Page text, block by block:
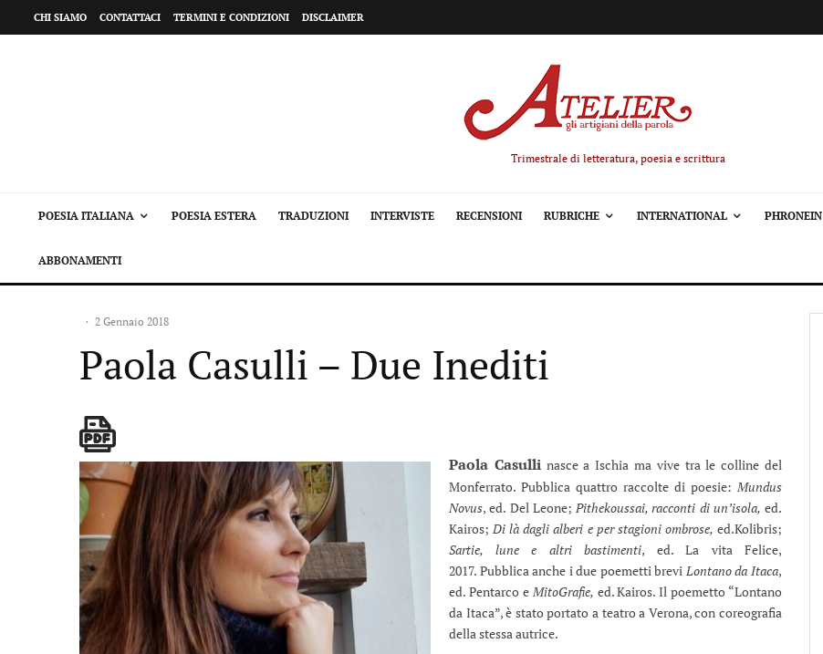
CHI SIAMO CONTATTACI TERMINI E CONDIZIONI DISCLAIMER
Trimestrale di letteratura, poesia e scrittura
POESIA ITALIANA POESIA ESTERA TRADUZIONI INTERVISTE RECENSIONI RUBRICHE INTERNATIONAL PHRONEIN
ABBONAMENTI
· 2 Gennaio 2018
Paola Casulli – Due Inediti
Paola Casullinasce a Ischia ma vive tra le colline del
Monferrato. Pubblica quattro raccolte di poesie: Mundus
Novus, ed. Del Leone; Pithekoussai, racconti di un’isola, ed.
Kairos;Di là dagli alberi e per stagioni ombrose, ed.Kolibris;
Sartie, lune e altri bastimenti, ed. La vita Felice,
2017. Pubblica anche i due poemetti brevi Lontano da Itaca,
ed. Pentarco e MitoGrafie, ed. Kairos. Il poemetto “Lontano
da Itaca”, è stato portato a teatro a Verona, con coreografia
della stessa autrice.